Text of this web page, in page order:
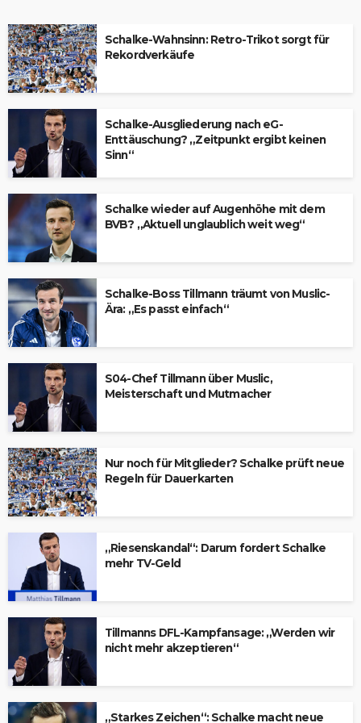
Schalke-Wahnsinn: Retro-Trikot sorgt für
Rekordverkäufe
Schalke-Ausgliederung nach eG-
Enttäuschung? „Zeitpunkt ergibt keinen
Sinn“
Schalke wieder auf Augenhöhe mit dem
BVB? „Aktuell unglaublich weit weg“
Schalke-Boss Tillmann träumt von Muslic-
Ära: „Es passt einfach“
S04-Chef Tillmann über Muslic,
Meisterschaft und Mutmacher
Nur noch für Mitglieder? Schalke prüft neue
Regeln für Dauerkarten
„Riesenskandal“: Darum fordert Schalke
mehr TV-Geld
Tillmanns DFL-Kampfansage: „Werden wir
nicht mehr akzeptieren“
„Starkes Zeichen“: Schalke macht neue